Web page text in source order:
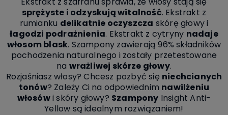
sprężyste i odzyskują witalność. Ekstrakt z
rumianku delikatnie oczyszcza skórę głowy i
łagodzi podrażnienia. Ekstrakt z cytryny nadaje
włosom blask. Szampony zawierają 96% składników
pochodzenia naturalnego i zostały przetestowane
na wrażliwej skórze głowy.
Rozjaśniasz włosy? Chcesz pozbyć się niechcianych
tonów? Zależy Ci na odpowiednim nawilżeniu
włosówi skóry głowy? Szampony Insight Anti-
Yellow są idealnym rozwiązaniem!